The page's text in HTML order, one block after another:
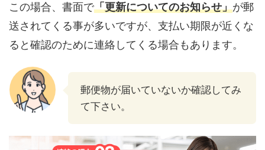
この場合、書面で「更新についてのお知らせ」が郵
送されてくる事が多いですが、支払い期限が近くな
ると確認のために連絡してくる場合もあります。
郵便物が届いていないか確認してみ
て下さい。